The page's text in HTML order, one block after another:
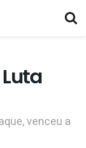
venceu a